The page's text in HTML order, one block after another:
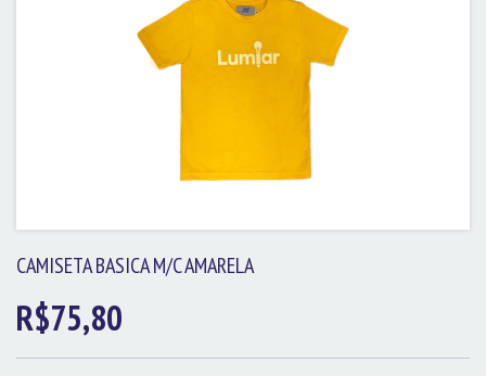
CAMISETA BASICA M/C AMARELA
R$75,80